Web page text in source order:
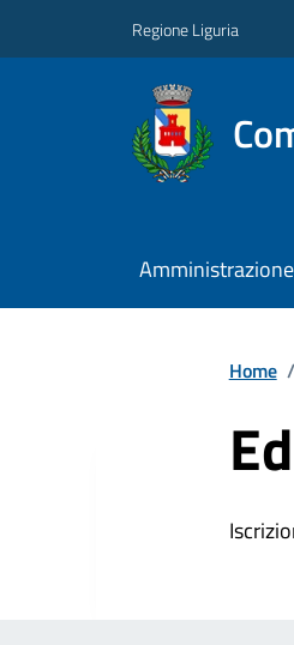
Regione Liguria
Amministrazione
Home /